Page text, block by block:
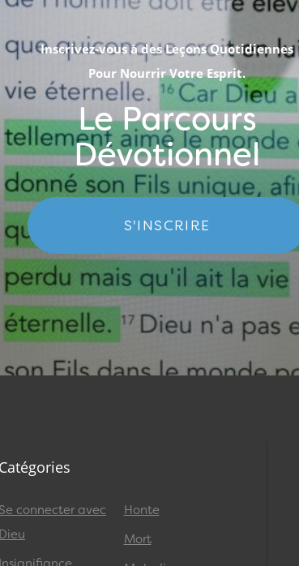
Inscrivez-vous à des Leçons Quotidiennes
Pour Nourrir Votre Esprit.
Le Parcours
Dévotionnel
S'INSCRIRE
Catégories
Se connecter avec
Dieu
Honte
Mort